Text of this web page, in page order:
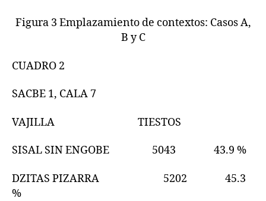
Figura 3 Emplazamiento de contextos: Casos A,
B y C
CUADRO 2
SACBE 1, CALA 7
VAJILLA TIESTOS
SISAL SIN ENGOBE 5043 43.9 %
DZITAS PIZARRA 5202 45.3
%